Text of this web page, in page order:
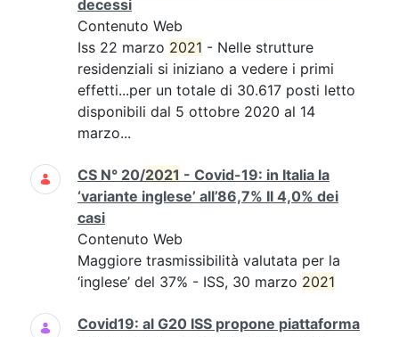
decessi
Contenuto Web
Iss 22 marzo 2021 - Nelle strutture
residenziali si iniziano a vedere i primi
effetti...per un totale di 30.617 posti letto
disponibili dal 5 ottobre 2020 al 14
marzo...
CS N° 20/2021 - Covid-19: in Italia la
‘variante inglese’ all’86,7% Il 4,0% dei
casi
Contenuto Web
Maggiore trasmissibilità valutata per la
‘inglese’ del 37% - ISS, 30 marzo 2021
Covid19: al G20 ISS propone piattaforma